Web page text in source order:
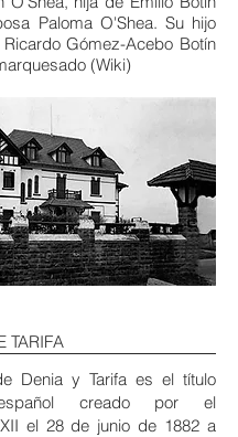
Paloma O'Shea. Su hijo
Gómez-Acebo Botín
(Wiki)​
TARIFA
Denia y Tarifa es el título
creado por el
el 28 de junio de 1882 a